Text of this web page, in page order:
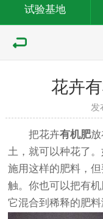
试验基地
花卉
发
把花卉有机肥
土，就可以种花了
施用这样的肥料，
触。你也可以把有
它混合到稀释的肥料